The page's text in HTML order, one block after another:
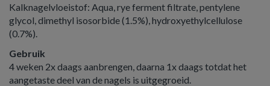
Kalknagelvloeistof: Aqua, rye ferment filtrate, pentylene
glycol, dimethyl isosorbide (1.5%), hydroxyethylcellulose
(0.7%).
Gebruik
4 weken 2x daags aanbrengen, daarna 1x daags totdat het
aangetaste deel van de nagels is uitgegroeid.